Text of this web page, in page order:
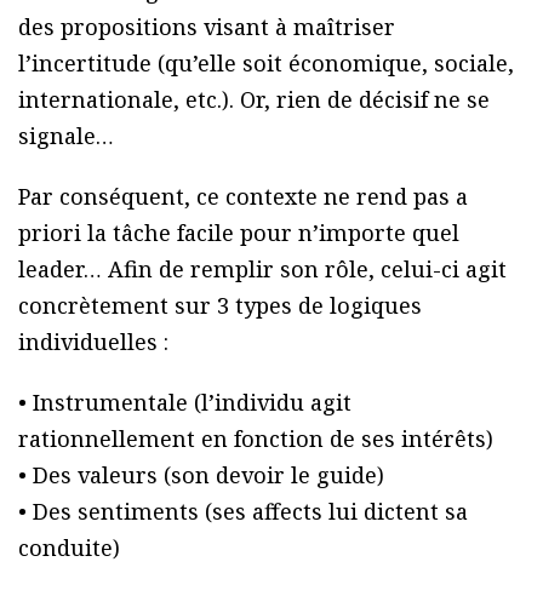
des propositions visant à maîtriser
l’incertitude (qu’elle soit économique, sociale,
internationale, etc.). Or, rien de décisif ne se
signale…
Par conséquent, ce contexte ne rend pas a
priori la tâche facile pour n’importe quel
leader… Afin de remplir son rôle, celui-ci agit
concrètement sur 3 types de logiques
individuelles :
• Instrumentale (l’individu agit
rationnellement en fonction de ses intérêts)
• Des valeurs (son devoir le guide)
• Des sentiments (ses affects lui dictent sa
conduite)